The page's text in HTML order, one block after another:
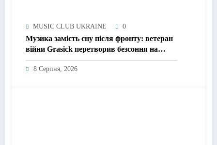
MUSIC CLUB UKRAINE 0
Музика замість сну після фронту: ветеран
війни Grasick перетворив безсоння на
дебютний альбом «Поетроніка»
8 Серпня, 2026